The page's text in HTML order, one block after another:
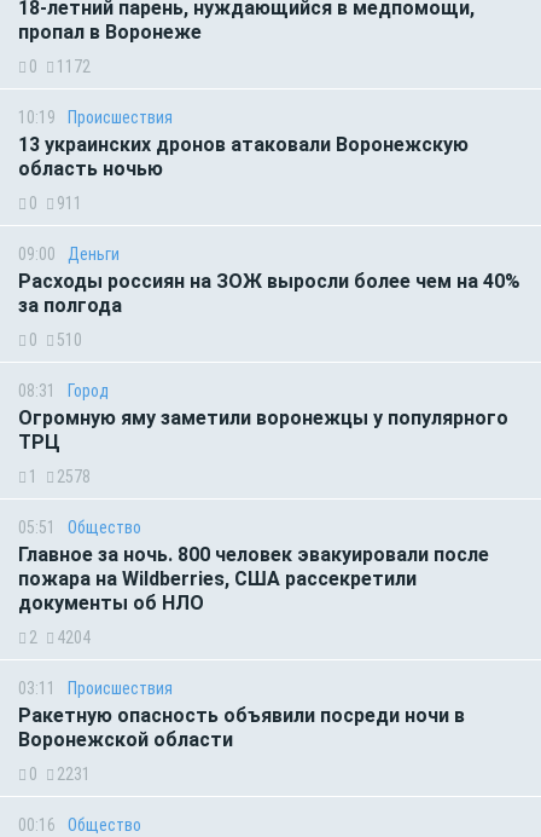
18-летний парень, нуждающийся в медпомощи,
пропал в Воронеже
0 1172
10:19 Происшествия
13 украинских дронов атаковали Воронежскую
область ночью
0 911
09:00 Деньги
Расходы россиян на ЗОЖ выросли более чем на 40%
за полгода
0 510
08:31 Город
Огромную яму заметили воронежцы у популярного
ТРЦ
1 2578
05:51 Общество
Главное за ночь. 800 человек эвакуировали после
пожара на Wildberries, США рассекретили
документы об НЛО
2 4204
03:11 Происшествия
Ракетную опасность объявили посреди ночи в
Воронежской области
0 2231
00:16 Общество